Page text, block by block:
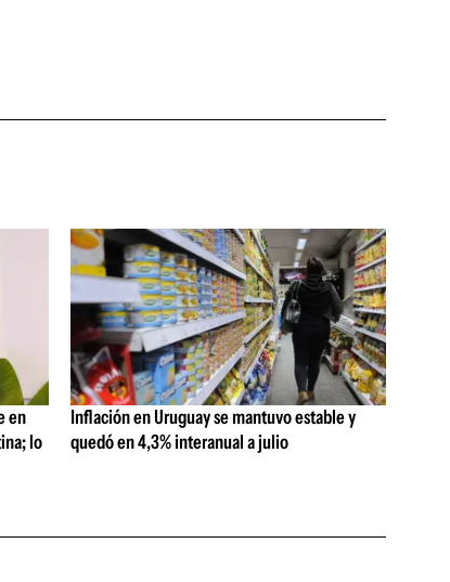
en
lo
Inflación en Uruguay se mantuvo estable y
quedó en 4,3% interanual a julio